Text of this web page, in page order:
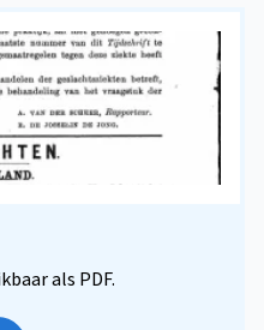
als PDF.